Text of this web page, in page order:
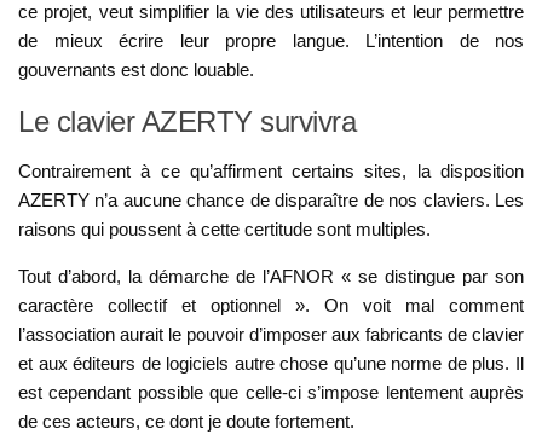
ce projet, veut simplifier la vie des utilisateurs et leur permettre
de mieux écrire leur propre langue. L’intention de nos
gouvernants est donc louable.
Le clavier AZERTY survivra
Contrairement à ce qu’affirment certains sites, la disposition
AZERTY n’a aucune chance de disparaître de nos claviers. Les
raisons qui poussent à cette certitude sont multiples.
Tout d’abord, la démarche de l’AFNOR « se distingue par son
caractère collectif et optionnel ». On voit mal comment
l’association aurait le pouvoir d’imposer aux fabricants de clavier
et aux éditeurs de logiciels autre chose qu’une norme de plus. Il
est cependant possible que celle-ci s’impose lentement auprès
de ces acteurs, ce dont je doute fortement.